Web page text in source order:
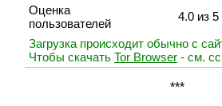
Оценка
пользователей
4.0 из
Загрузка происходит обычно с
Чтобы скачать Tor Browser - см.
***